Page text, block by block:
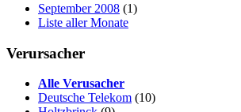
September 2008 (1)
Liste aller Monate
Verursacher
Alle Verusacher
Deutsche Telekom (10)